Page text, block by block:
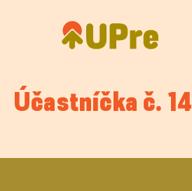
Účastníčka č. 14